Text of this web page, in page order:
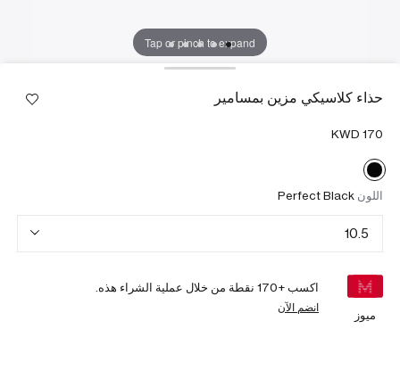
Tap or pinch to expand
حذاء كلاسيكي مزين بمسامير
اللون Perfect Black
10.5
ميوز
اكسب +170 نقطة من خلال عملية الشراء هذه.
انضم الآن